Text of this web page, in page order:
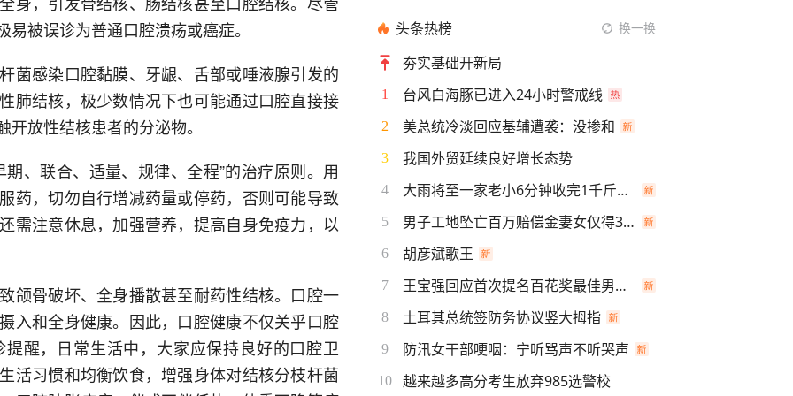
被误诊为普通口腔溃疡或癌症。
菌感染口腔黏膜、牙龈、舌部或唾液腺引发的
肺结核，极少数情况下也可能通过口腔直接接
放性结核患者的分泌物。
、联合、适量、规律、全程”的治疗原则。用
药，切勿自行增减药量或停药，否则可能导致
需注意休息，加强营养，提高自身免疫力，以
颌骨破坏、全身播散甚至耐药性结核。口腔一
入和全身健康。因此，口腔健康不仅关乎口腔
醒，日常生活中，大家应保持良好的口腔卫
活习惯和均衡饮食，增强身体对结核分枝杆菌
头条热榜 换一换
夯实基础开新局
1 台风白海豚已进入24小时警戒线
2 美总统冷淡回应基辅遭袭：没掺和
3 我国外贸延续良好增长态势
4 大雨将至一家老小6分钟收完1千斤稻谷
5 男子工地坠亡百万赔偿金妻女仅得3万
6 胡彦斌歌王
7 王宝强回应首次提名百花奖最佳男主角
8 土耳其总统签防务协议竖大拇指
9 防汛女干部哽咽：宁听骂声不听哭声
10 越来越多高分考生放弃985选警校